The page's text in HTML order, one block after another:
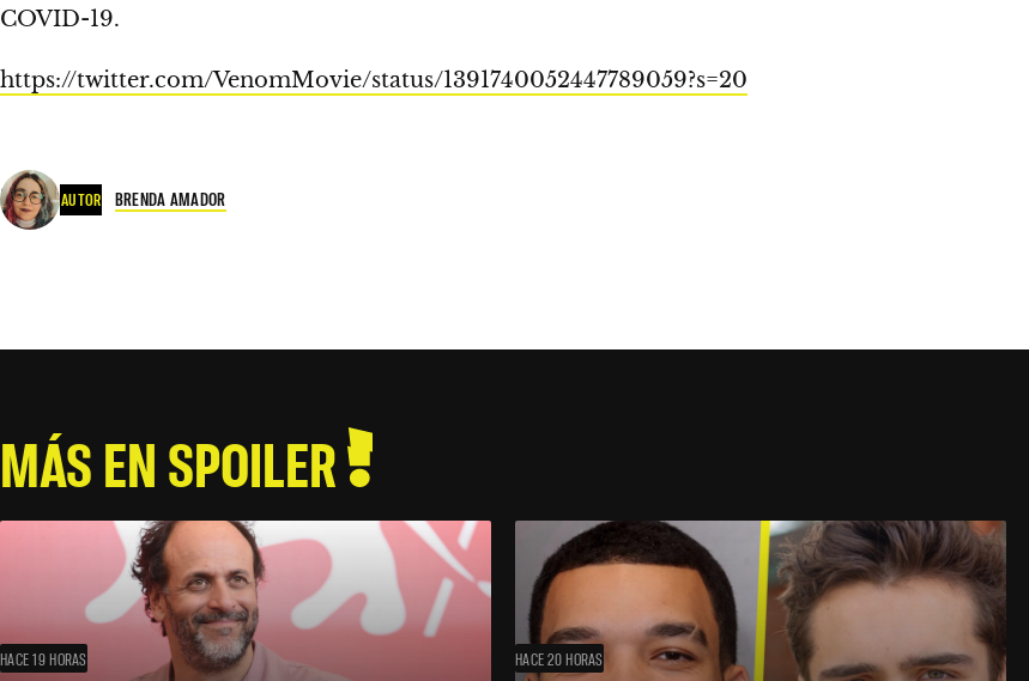
COVID-19.
https://twitter.com/VenomMovie/status/1391740052447789059?s=20
AUTOR BRENDA AMADOR
MÁS EN SPOILER
HACE 19 HORAS HACE 20 HORAS